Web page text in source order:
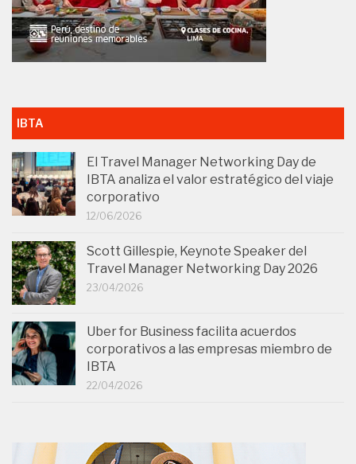
IBTA
El Travel Manager Networking Day de
IBTA analiza el valor estratégico del viaje
corporativo
12/06/2026
Scott Gillespie, Keynote Speaker del
Travel Manager Networking Day 2026
23/04/2026
Uber for Business facilita acuerdos
corporativos a las empresas miembro de
IBTA
22/04/2026